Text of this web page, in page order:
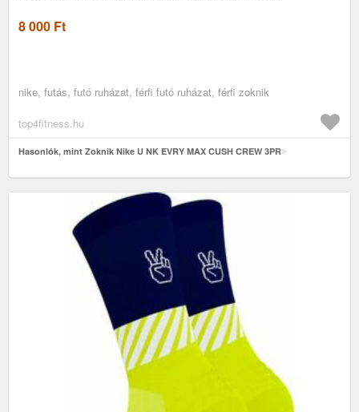
8 000 Ft
nike, futás, futó ruházat, férfi futó ruházat, férfi zoknik
top4fitness.hu
Hasonlók, mint Zoknik Nike U NK EVRY MAX CUSH CREW 3PR